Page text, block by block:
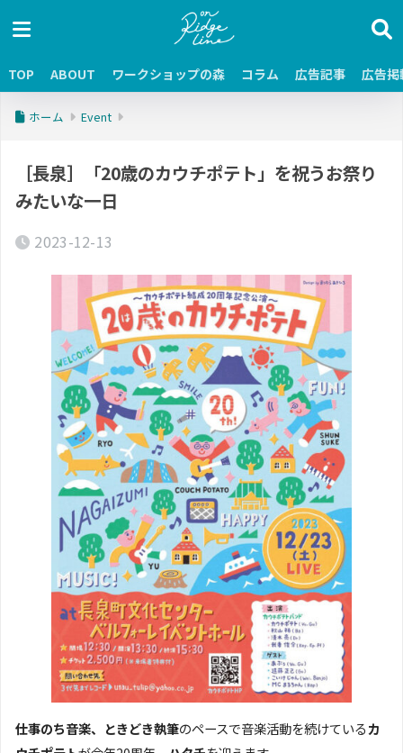
TOP ABOUT ワークショップの森 コラム 広告記事 広告
ホーム Event
［長泉］「20歳のカウチポテト」を祝うお祭り
みたいな一日
2023-12-13
仕事のち音楽、ときどき執筆のペースで音楽活動を続けているカ